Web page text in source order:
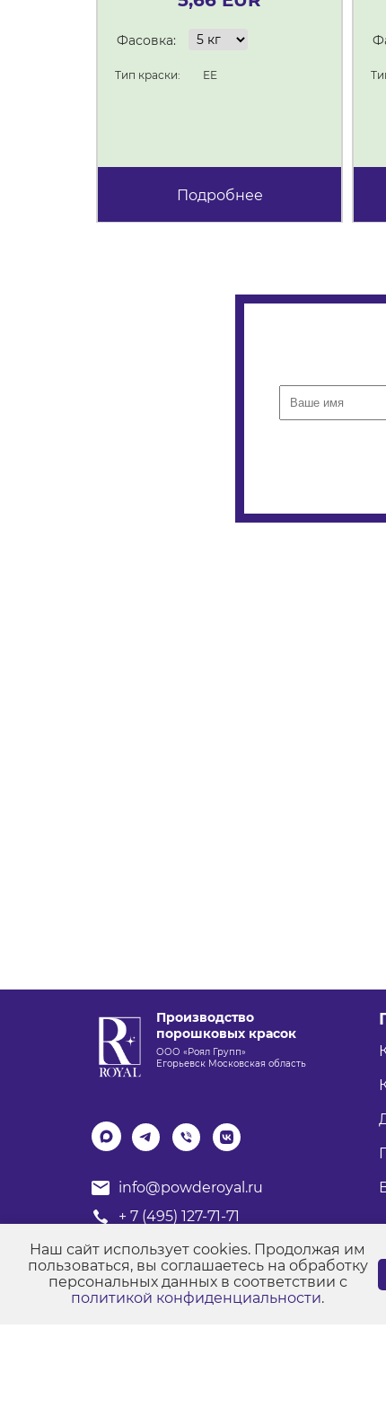
Фасовка:
Тип краски: ЕЕ
Подробнее
Производство
порошковых красок
ООО «Роял Групп»
Егорьевск Московская область
info@powderoyal.ru
+ 7 (495) 127-71-71
График работы: Пн-Пт
Время работы: с 8:00 до 17:00
© Порошковые краски "Роял Групп" 2017-2026
Наш сайт использует cookies. Продолжая им
пользоваться, вы соглашаетесь на обработку
персональных данных в соответствии с
политикой конфиденциальности.